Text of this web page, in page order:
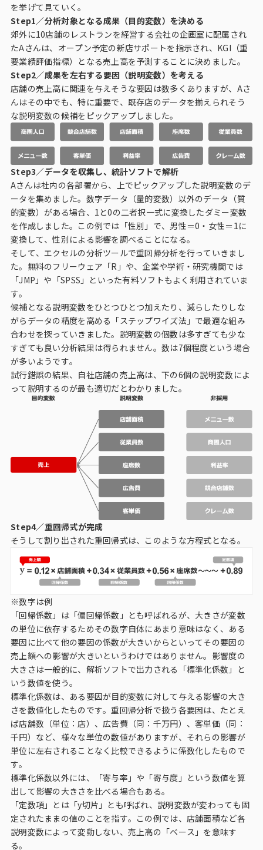
を挙げて見ていく。
Step1／分析対象となる成果（目的変数）を決める
郊外に10店舗のレストランを経営する会社の企画室に配属され
たAさんは、オープン予定の新店サポートを指示され、KGI（重
要業績評価指標）となる売上高を予測することに決めました。
Step2／成果を左右する要因（説明変数）を考える
店舗の売上高に関連を与えそうな要因は数多くありますが、Aさ
んはその中でも、特に重要で、既存店のデータを揃えられそう
な説明変数の候補をピックアップしました。
Step3／データを収集し、統計ソフトで解析
Aさんは社内の各部署から、上でピックアップした説明変数のデ
ータを集めました。数字データ（量的変数）以外のデータ（質
的変数）がある場合、1と0の二者択一式に変換したダミー変数
を作成しました。この例では「性別」で、男性＝0・女性＝1に
変換して、性別による影響を調べることになる。
そして、エクセルの分析ツールで重回帰分析を行っていきまし
た。無料のフリーウェア「R」や、企業や学術・研究機関では
「JMP」や「SPSS」といった有料ソフトもよく利用されていま
す。
候補となる説明変数をひとつひとつ加えたり、減らしたりしな
がらデータの精度を高める「ステップワイズ法」で最適な組み
合わせを探っていきました。説明変数の個数は多すぎても少な
すぎても良い分析結果は得られません。数は7個程度という場合
が多いようです。
試行錯誤の結果、自社店舗の売上高は、下の6個の説明変数によ
って説明するのが最も適切だとわかりました。
Step4／重回帰式が完成
そうして割り出された重回帰式は、このような方程式となる。
※数字は例
「回帰係数」は「偏回帰係数」とも呼ばれるが、大きさが変数
の単位に依存するためその数字自体にあまり意味はなく、ある
要因に比べて他の要因の係数が大きいからといってその要因の
売上額への影響が大きいというわけではありません。影響度の
大きさは一般的に、解析ソフトで出力される「標準化係数」と
いう数値を使う。
標準化係数は、ある要因が目的変数に対して与える影響の大き
さを数値化したものです。重回帰分析で扱う各要因は、たとえ
ば店舗数（単位：店）、広告費（同：千万円）、客単価（同：
千円）など、様々な単位の数値がありますが、それらの影響が
単位に左右されることなく比較できるように係数化したもので
す。
標準化係数以外には、「寄与率」や「寄与度」という数値を算
出して影響の大きさを比べる場合もある。
「定数項」とは「y切片」とも呼ばれ、説明変数が変わっても固
定されたままの値のことを指す。この例では、店舗面積など各
説明変数によって変動しない、売上高の「ベース」を意味す
る。